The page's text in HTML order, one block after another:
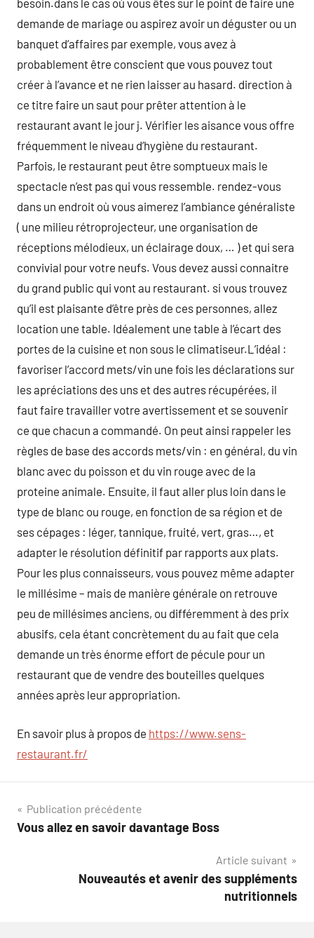
besoin.dans le cas où vous êtes sur le point de faire une
demande de mariage ou aspirez avoir un déguster ou un
banquet d’affaires par exemple, vous avez à
probablement être conscient que vous pouvez tout
créer à l’avance et ne rien laisser au hasard. direction à
ce titre faire un saut pour prêter attention à le
restaurant avant le jour j. Vérifier les aisance vous offre
fréquemment le niveau d’hygiène du restaurant.
Parfois, le restaurant peut être somptueux mais le
spectacle n’est pas qui vous ressemble. rendez-vous
dans un endroit où vous aimerez l’ambiance généraliste
( une milieu rétroprojecteur, une organisation de
réceptions mélodieux, un éclairage doux, … ) et qui sera
convivial pour votre neufs. Vous devez aussi connaitre
du grand public qui vont au restaurant. si vous trouvez
qu’il est plaisante d’être près de ces personnes, allez
location une table. Idéalement une table à l’écart des
portes de la cuisine et non sous le climatiseur.L’idéal :
favoriser l’accord mets/vin une fois les déclarations sur
les apréciations des uns et des autres récupérées, il
faut faire travailler votre avertissement et se souvenir
ce que chacun a commandé. On peut ainsi rappeler les
règles de base des accords mets/vin : en général, du vin
blanc avec du poisson et du vin rouge avec de la
proteine animale. Ensuite, il faut aller plus loin dans le
type de blanc ou rouge, en fonction de sa région et de
ses cépages : léger, tannique, fruité, vert, gras…, et
adapter le résolution définitif par rapports aux plats.
Pour les plus connaisseurs, vous pouvez même adapter
le millésime – mais de manière générale on retrouve
peu de millésimes anciens, ou différemment à des prix
abusifs, cela étant concrètement du au fait que cela
demande un très énorme effort de pécule pour un
restaurant que de vendre des bouteilles quelques
années après leur appropriation.
En savoir plus à propos de https://www.sens-
restaurant.fr/
Navigation
de
Publication précédente
Vous allez en savoir davantage Boss
Article suivant
Nouveautés et avenir des suppléments
nutritionnels